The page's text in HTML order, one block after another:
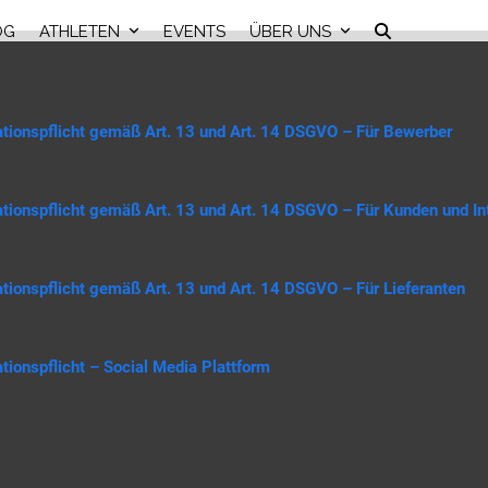
ATHLETEN EVENTS ÜBER UNS
gemäß Art. 13 und Art. 14 DSGVO – Für Bewerber
gemäß Art. 13 und Art. 14 DSGVO – Für Kunden und
gemäß Art. 13 und Art. 14 DSGVO – Für Lieferanten
– Social Media Plattform